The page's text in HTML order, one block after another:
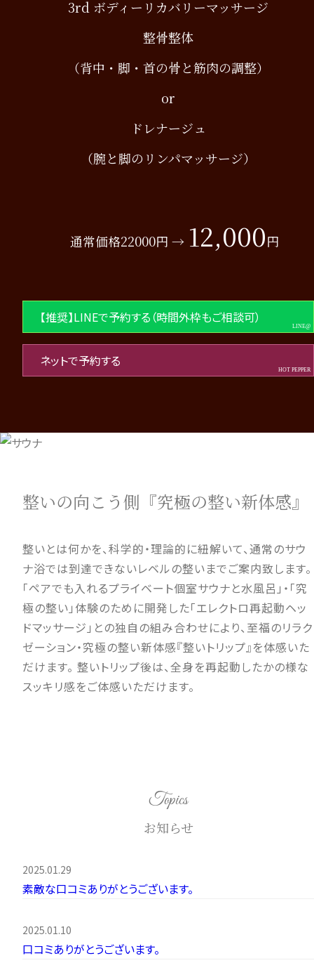
3rd ボディーリカバリーマッサージ
整骨整体
（背中・脚・首の骨と筋肉の調整）
or
ドレナージュ
（腕と脚のリンパマッサージ）
通常価格22000円 → 12,000円
【推奨】LINEで予約する（時間外枠もご相談可）
ネットで予約する
整いの向こう側『究極の整い新体感』
整いとは何かを、科学的・理論的に紐解いて、通常のサウ
ナ浴では到達できないレベルの整いまでご案内致します。
「ペアでも入れるプライベート個室サウナと水風呂」・「究
極の整い」体験のために開発した「エレクトロ再起動ヘッ
ドマッサージ」との独自の組み合わせにより、至福のリラク
ゼーション・究極の整い新体感『整いトリップ』を体感いた
だけます。 整いトリップ後は、全身を再起動したかの様な
スッキリ感をご体感いただけます。
Topics
お知らせ
2025.01.29
素敵な口コミありがとうございます。
2025.01.10
口コミありがとうございます。